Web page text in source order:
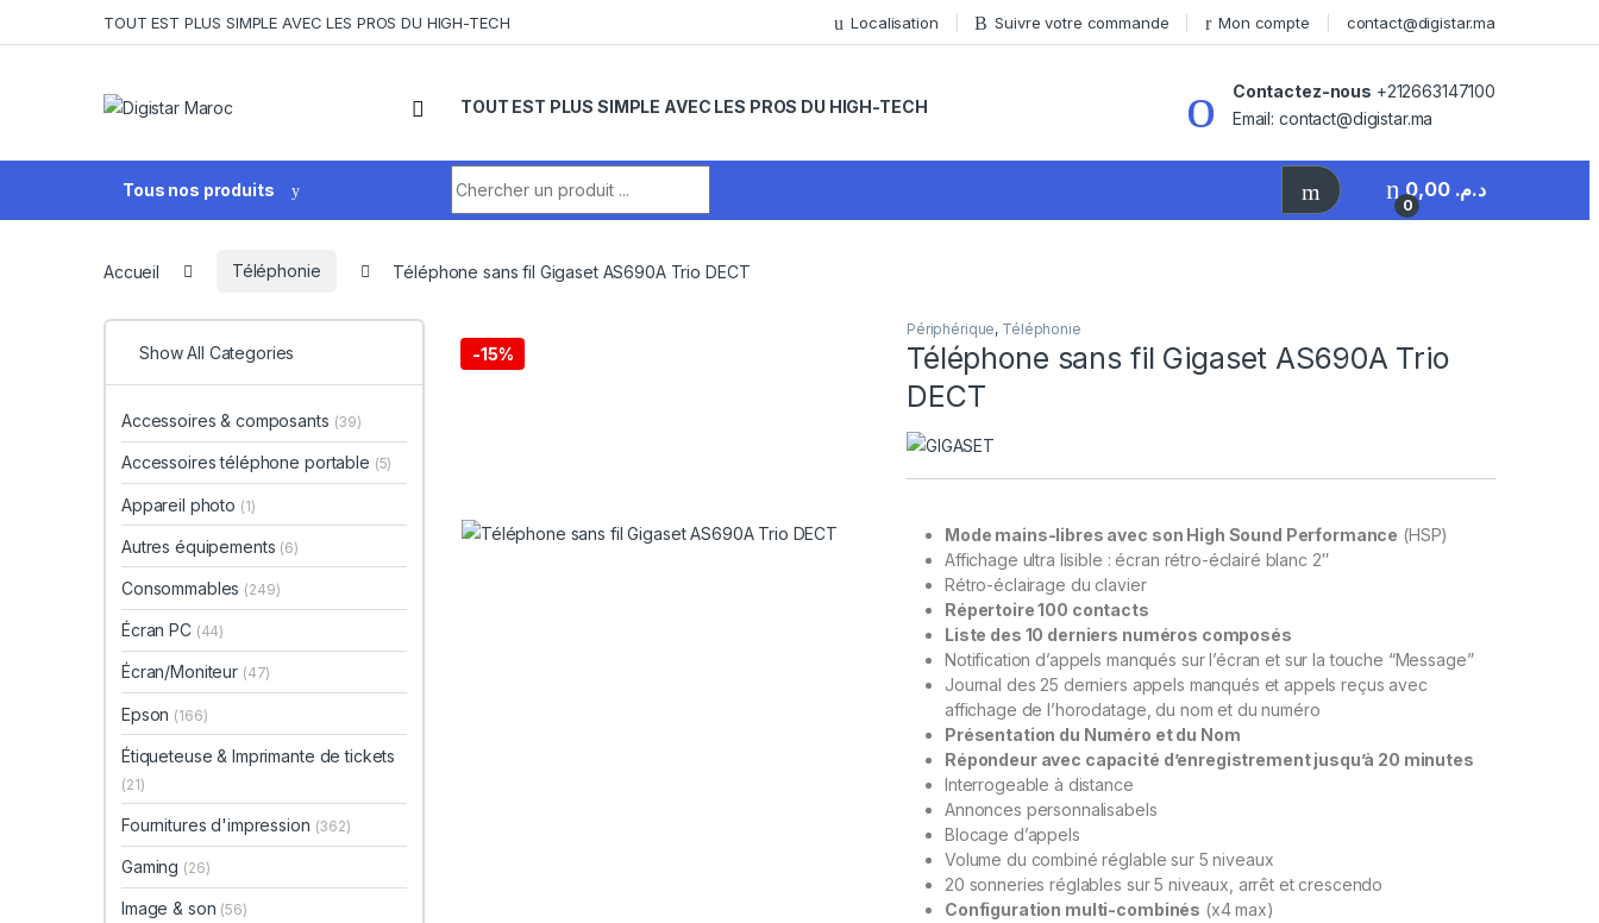
TOUT EST PLUS SIMPLE AVEC LES PROS DU HIGH-TECH Localisation Suivre votre commande Mon compte contact@digistar.ma
TOUT EST PLUS SIMPLE AVEC LES PROS DU HIGH-TECH
Contactez-nous +212663147100
Email: contact@digistar.ma
Tous nos produits
0
د.م. 0,00
Accueil Téléphonie Téléphone sans fil Gigaset AS690A Trio DECT
-15%
Périphérique, Téléphonie
Téléphone sans fil Gigaset AS690A Trio
DECT
Mode mains-libres avec son High Sound Performance (HSP)
Affichage ultra lisible : écran rétro-éclairé blanc 2″
Rétro-éclairage du clavier
Répertoire 100 contacts
Liste des 10 derniers numéros composés
Notification d’appels manqués sur l’écran et sur la touche “Message”
Journal des 25 derniers appels manqués et appels reçus avec
affichage de l’horodatage, du nom et du numéro
Présentation du Numéro et du Nom
Répondeur avec capacité d’enregistrement jusqu’à 20 minutes
Interrogeable à distance
Annonces personnalisabels
Blocage d’appels
Volume du combiné réglable sur 5 niveaux
20 sonneries réglables sur 5 niveaux, arrêt et crescendo
Configuration multi-combinés (x4 max)
Show All Categories
Accessoires & composants (39)
Accessoires téléphone portable (5)
Appareil photo (1)
Autres équipements (6)
Consommables (249)
Écran PC (44)
Écran/Moniteur (47)
Epson (166)
Étiqueteuse & Imprimante de tickets
(21)
Fournitures d'impression (362)
Gaming (26)
Image & son (56)